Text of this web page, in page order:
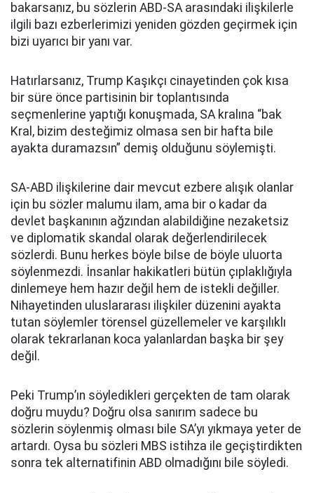
bakarsanız, bu sözlerin ABD-SA arasındaki ilişkilerle
ilgili bazı ezberlerimizi yeniden gözden geçirmek için
bizi uyarıcı bir yanı var.
Hatırlarsanız, Trump Kaşıkçı cinayetinden çok kısa
bir süre önce partisinin bir toplantısında
seçmenlerine yaptığı konuşmada, SA kralına “bak
Kral, bizim desteğimiz olmasa sen bir hafta bile
ayakta duramazsın” demiş olduğunu söylemişti.
SA-ABD ilişkilerine dair mevcut ezbere alışık olanlar
için bu sözler malumu ilam, ama bir o kadar da
devlet başkanının ağzından alabildiğine nezaketsiz
ve diplomatik skandal olarak değerlendirilecek
sözlerdi. Bunu herkes böyle bilse de böyle uluorta
söylenmezdi. İnsanlar hakikatleri bütün çıplaklığıyla
dinlemeye hem hazır değil hem de istekli değiller.
Nihayetinden uluslararası ilişkiler düzenini ayakta
tutan söylemler törensel güzellemeler ve karşılıklı
olarak tekrarlanan koca yalanlardan başka bir şey
değil.
Peki Trump’ın söyledikleri gerçekten de tam olarak
doğru muydu? Doğru olsa sanırım sadece bu
sözlerin söylenmiş olması bile SA’yı yıkmaya yeter de
artardı. Oysa bu sözleri MBS istihza ile geçiştirdikten
sonra tek alternatifinin ABD olmadığını bile söyledi.